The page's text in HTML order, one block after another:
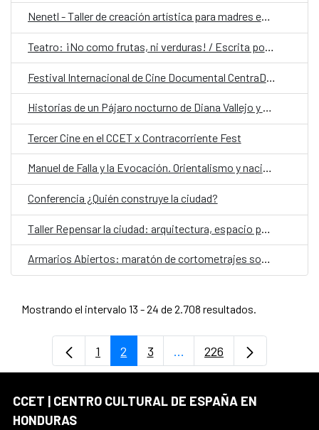
Nenetl - Taller de creación artística para madres en duelo gestacional, perinatal y neonatal
Teatro: ¡No como frutas, ni verduras! / Escrita por Heber Villatoro/ Dirección Ana Barrientos
Historias de un Pájaro nocturno de Diana Vallejo y Peregrinaje de Argentina Díaz Lozano
Tercer Cine en el CCET x Contracorriente Fest
Manuel de Falla y la Evocación. Orientalismo y nacionalismo: recital para violín y piano
Conferencia ¿Quién construye la ciudad?
Armarios Abiertos: maratón de cortometrajes sobre diversidad y derechos humanos
Mostrando el intervalo 13 - 24 de 2.708 resultados.
Página
1 Página
2 Página
3 ...Páginas intermedias Use
Página
226
CCET | CENTRO CULTURAL DE ESPAÑA EN
HONDURAS